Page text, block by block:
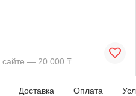
сайте — 20 000 ₸
Доставка Оплата